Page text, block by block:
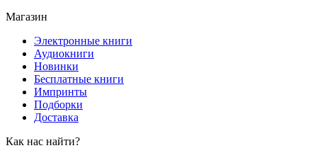
Магазин
Электронные книги
Аудиокниги
Новинки
Бесплатные книги
Импринты
Подборки
Доставка
Как нас найти?